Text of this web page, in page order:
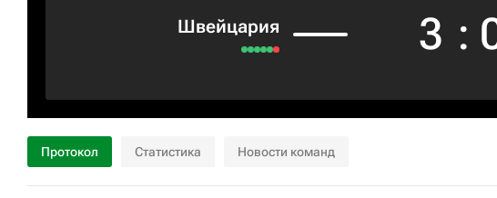
Швейцария 3 :
Протокол Статистика Новости команд